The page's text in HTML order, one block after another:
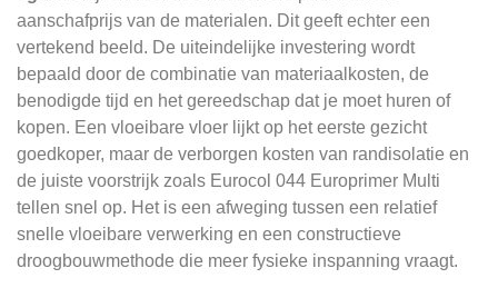
aanschafprijs van de materialen. Dit geeft echter een
vertekend beeld. De uiteindelijke investering wordt
bepaald door de combinatie van materiaalkosten, de
benodigde tijd en het gereedschap dat je moet huren of
kopen. Een vloeibare vloer lijkt op het eerste gezicht
goedkoper, maar de verborgen kosten van randisolatie en
de juiste voorstrijk zoals Eurocol 044 Europrimer Multi
tellen snel op. Het is een afweging tussen een relatief
snelle vloeibare verwerking en een constructieve
droogbouwmethode die meer fysieke inspanning vraagt.